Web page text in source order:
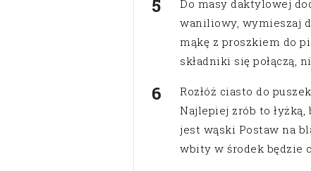
Do masy daktylowej
waniliowy, wymieszaj
mąkę z proszkiem do
składniki się połączą,
Rozłóż ciasto do
Najlepiej zrób to łyżką,
jest wąski Postaw na
wbity w środek będzie